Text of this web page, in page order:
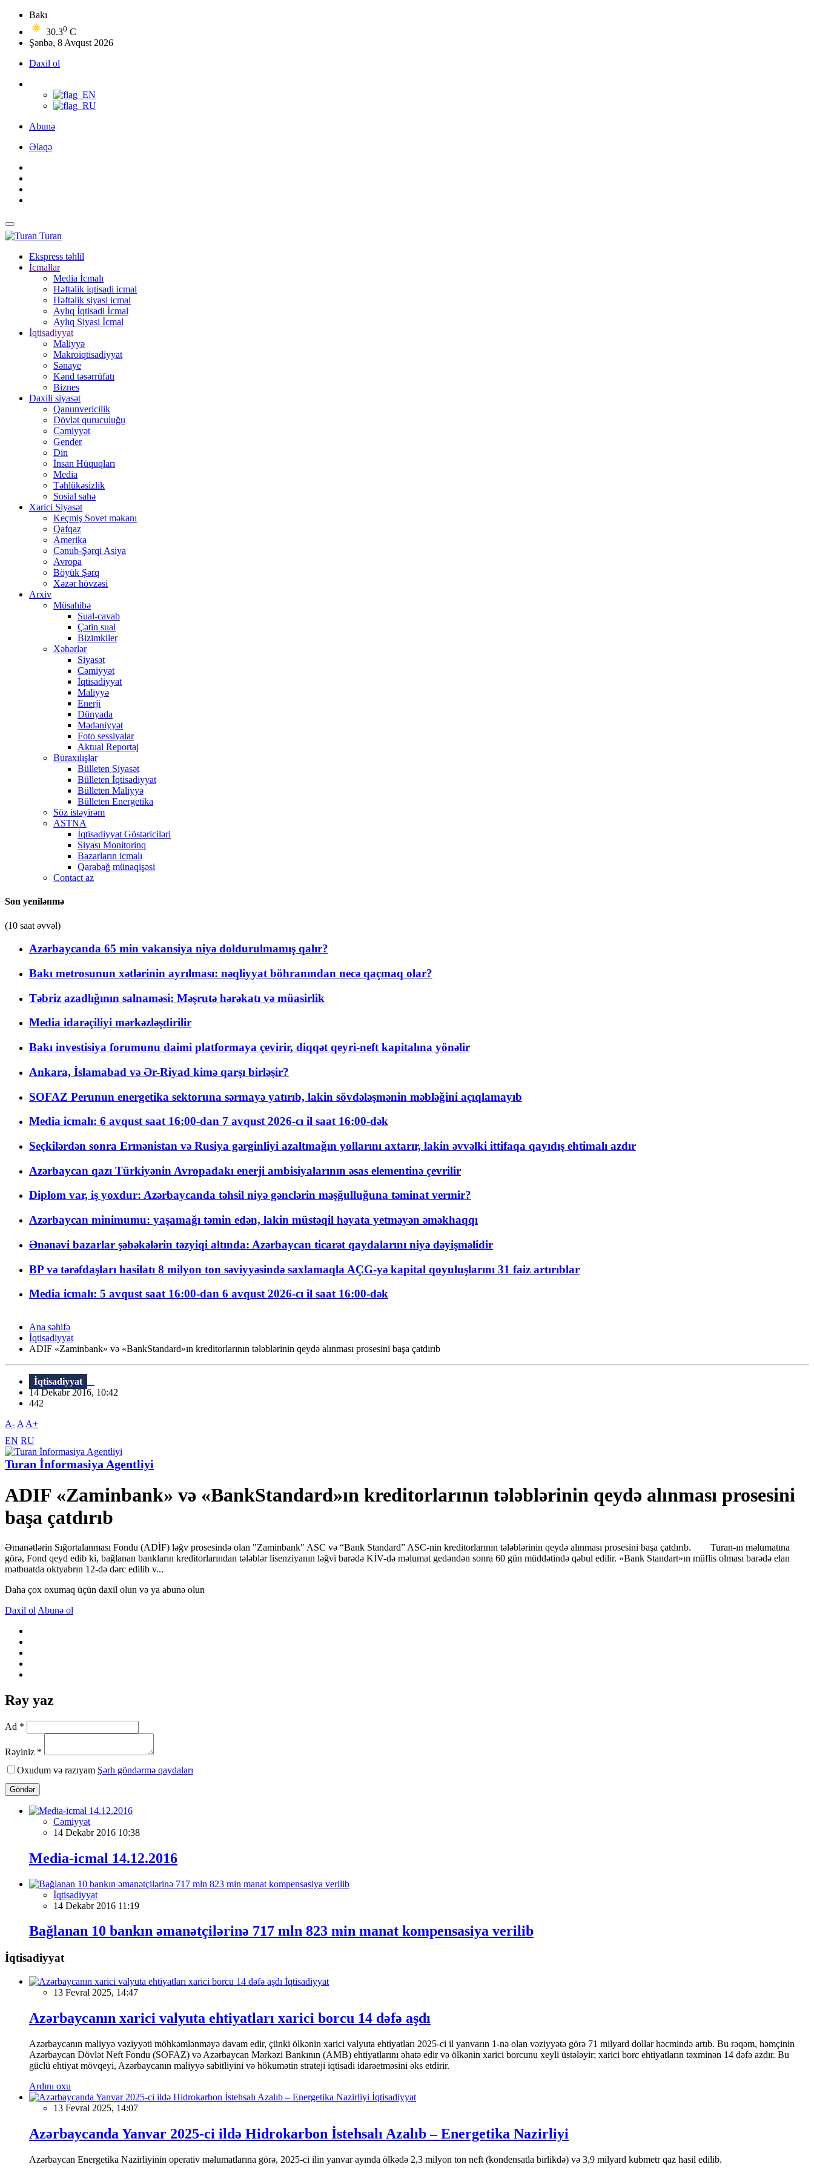
Bakı
30.30 C
Şənbə, 8 Avqust 2026
Daxil ol
Abunə
Əlaqə
Turan
Ekspress təhlil
İcmallar
Media İcmalı
Həftəlik iqtisadi icmal
Həftəlik siyasi icmal
Aylıq İqtisadi İcmal
Aylıq Siyasi İcmal
İqtisadiyyat
Maliyyə
Makroiqtisadiyyat
Sənaye
Kənd təsərrüfatı
Biznes
Daxili siyasət
Qanunvericilik
Dövlət quruculuğu
Cəmiyyət
Gender
Din
İnsan Hüquqları
Media
Təhlükəsizlik
Sosial sahə
Xarici Siyasət
Keçmiş Sovet məkanı
Qafqaz
Amerika
Cənub-Şərqi Asiya
Avropa
Böyük Şərq
Xəzər hövzəsi
Arxiv
Müsahibə
Sual-cavab
Çətin sual
Bizimkiler
Xəbərlər
Siyasət
Cəmiyyət
İqtisadiyyat
Maliyyə
Enerji
Dünyada
Mədəniyyət
Foto sessiyalar
Aktual Reportaj
Buraxılışlar
Bülleten Siyasət
Bülleten İqtisadiyyat
Bülleten Maliyyə
Bülleten Energetika
Söz istəyirəm
ASTNA
İqtisadiyyat Göstəriciləri
Siyası Monitorinq
Bazarların icmalı
Qarabağ münaqişəsi
Contact az
Son yenilənmə
(10 saat əvvəl)
Azərbaycanda 65 min vakansiya niyə doldurulmamış qalır?
Bakı metrosunun xətlərinin ayrılması: nəqliyyat böhranından necə qaçmaq olar?
Təbriz azadlığının salnaməsi: Məşrutə hərəkatı və müasirlik
Media idarəçiliyi mərkəzləşdirilir
Bakı investisiya forumunu daimi platformaya çevirir, diqqət qeyri-neft kapitalına yönəlir
Ankara, İslamabad və Ər-Riyad kimə qarşı birləşir?
SOFAZ Perunun energetika sektoruna sərmayə yatırıb, lakin sövdələşmənin məbləğini açıqlamayıb
Media icmalı: 6 avqust saat 16:00-dan 7 avqust 2026-cı il saat 16:00-dək
Seçkilərdən sonra Ermənistan və Rusiya gərginliyi azaltmağın yollarını axtarır, lakin əvvəlki ittifaqa qayıdış ehtimalı azdır
Azərbaycan qazı Türkiyənin Avropadakı enerji ambisiyalarının əsas elementinə çevrilir
Diplom var, iş yoxdur: Azərbaycanda təhsil niyə gənclərin məşğulluğuna təminat vermir?
Azərbaycan minimumu: yaşamağı təmin edən, lakin müstəqil həyata yetməyən əməkhaqqı
Ənənəvi bazarlar şəbəkələrin təzyiqi altında: Azərbaycan ticarət qaydalarını niyə dəyişməlidir
BP və tərəfdaşları hasilatı 8 milyon ton səviyyəsində saxlamaqla AÇG-yə kapital qoyuluşlarını 31 faiz artırıblar
Media icmalı: 5 avqust saat 16:00-dan 6 avqust 2026-cı il saat 16:00-dək
Ana səhifə
İqtisadiyyat
ADIF «Zaminbank» və «BankStandard»ın kreditorlarının tələblərinin qeydə alınması prosesini başa çatdırıb
İqtisadiyyat
14 Dekabr 2016, 10:42
442
A- A A+
EN RU
Turan İnformasiya Agentliyi
ADIF «Zaminbank» və «BankStandard»ın kreditorlarının tələblərinin qeydə alınması prosesini
başa çatdırıb
Əmanətlərin Sığortalanması Fondu (ADİF) ləğv prosesində olan "Zaminbank" ASC və “Bank Standard” ASC-nin kreditorlarının tələblərinin qeydə alınması prosesini başa çatdırıb. Turan-ın məlumatına
görə, Fond qeyd edib ki, bağlanan bankların kreditorlarından tələblər lisenziyanın ləğvi barədə KİV-də məlumat gedəndən sonra 60 gün müddətində qəbul edilir. «Bank Standart»ın müflis olması barədə elan
mətbuatda oktyabrın 12-də dərc edilib v...
Daha çox oxumaq üçün daxil olun və ya abunə olun
Daxil ol Abunə ol
Rəy yaz
Ad *
Rəyiniz *
Oxudum və razıyam Şərh göndərmə qaydaları
Göndər
Cəmiyyət
14 Dekabr 2016 10:38
Media-icmal 14.12.2016
İqtisadiyyat
14 Dekabr 2016 11:19
Bağlanan 10 bankın əmanətçilərinə 717 mln 823 min manat kompensasiya verilib
İqtisadiyyat
İqtisadiyyat
13 Fevral 2025, 14:47
Azərbaycanın xarici valyuta ehtiyatları xarici borcu 14 dəfə aşdı
Azərbaycanın maliyyə vəziyyəti möhkəmlənməyə davam edir, çünki ölkənin xarici valyuta ehtiyatları 2025-ci il yanvarın 1-nə olan vəziyyətə görə 71 milyard dollar həcmində artıb. Bu rəqəm, həmçinin
Azərbaycan Dövlət Neft Fondu (SOFAZ) və Azərbaycan Mərkəzi Bankının (AMB) ehtiyatlarını əhatə edir və ölkənin xarici borcunu xeyli üstələyir; xarici borc ehtiyatların təxminən 14 dəfə azdır. Bu
güclü ehtiyat mövqeyi, Azərbaycanın maliyyə sabitliyini və hökumətin strateji iqtisadi idarəetməsini əks etdirir.
Ardını oxu
İqtisadiyyat
13 Fevral 2025, 14:07
Azərbaycanda Yanvar 2025-ci ildə Hidrokarbon İstehsalı Azalıb – Energetika Nazirliyi
Azərbaycan Energetika Nazirliyinin operativ məlumatlarına görə, 2025-ci ilin yanvar ayında ölkədə 2,3 milyon ton neft (kondensatla birlikdə) və 3,9 milyard kubmetr qaz hasil edilib.